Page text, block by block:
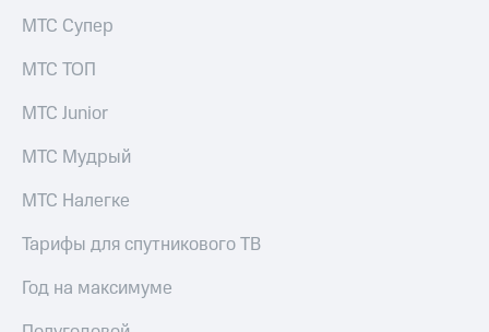
Программа
приобретения
Порядок
выкупа
Дивиденды
Рынок
облигаций
Описание
Уведомление
погашении
МТС Супер
МТС ТОП
МТС Junior
МТС Мудрый
МТС Налегке
Тарифы для спутникового ТВ
Год на максимуме